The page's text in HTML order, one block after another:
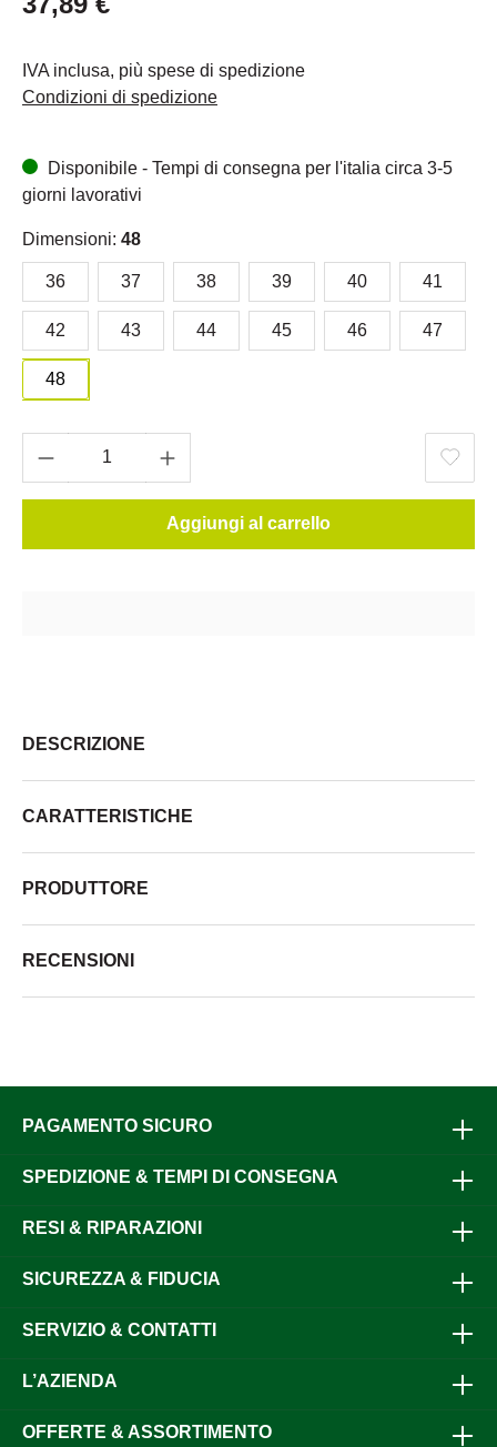
IVA inclusa, più spese di spedizione
Condizioni di spedizione
Disponibile - Tempi di consegna per l'italia circa 3-5
giorni lavorativi
Dimensioni: 48
36 37 38 39 40 41
42 43 44 45 46 47
48
Aggiungi al carrello
DESCRIZIONE
CARATTERISTICHE
PRODUTTORE
RECENSIONI
PAGAMENTO SICURO
SPEDIZIONE & TEMPI DI CONSEGNA
RESI & RIPARAZIONI
SICUREZZA & FIDUCIA
SERVIZIO & CONTATTI
L’AZIENDA
OFFERTE & ASSORTIMENTO